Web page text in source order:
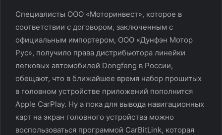
Специалисты ООО «Моторинвест», которое в
соответствии с договором, заключенным с
официальным импортером, ООО «Дунфэн Мотор
Рус», получило права дистрибьютора линейки
легковых автомобилей Dongfeng в России,
обещают, что в ближайшее время набор прошитых
в головном устройстве приложений пополнится
Apple CarPlay. Ну а пока для вывода навигационных
карт на экран головного устройства можно
воспользоваться программой CarBitLink, которая